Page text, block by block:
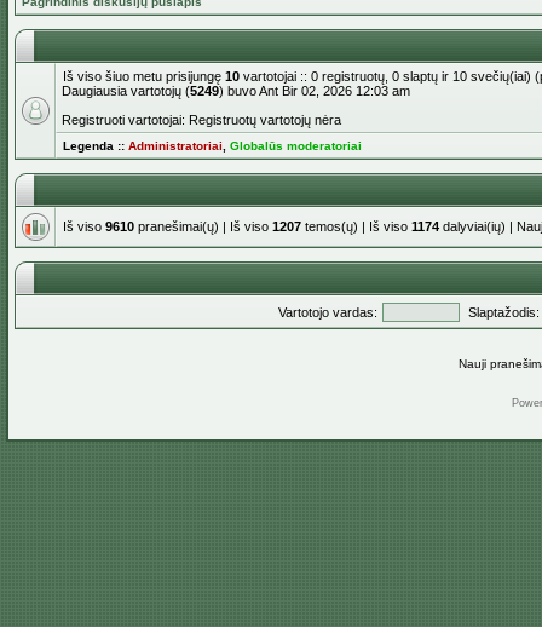
Iš viso šiuo metu prisijungę 10 vartotojai :: 0 registruotų, 0 slaptų ir 10 svečių(iai)
Daugiausia vartotojų (5249) buvo Ant Bir 02, 2026 12:03 am
Registruoti vartotojai: Registruotų vartotojų nėra
Legenda :: Administratoriai Globalūs moderatoriai
Iš viso 9610 pranešimai(ų) | Iš viso 1207 temos(ų) | Iš viso 1174 dalyviai(ių) |
Vartotojo vardas: Slaptažodis:
Nauji